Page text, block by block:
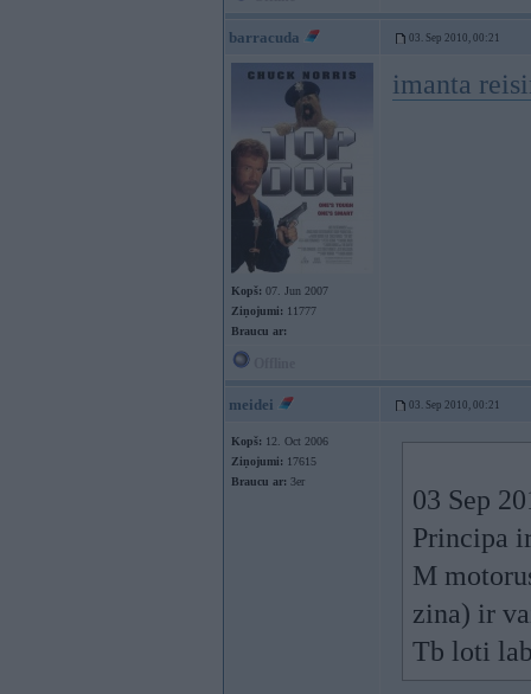
barracuda 03. Sep 2010, 00:21
Kopš: 07. Jun 2007
Ziņojumi: 11777
Braucu ar:
imanta
meidei 03. Sep 2010, 00:21
Kopš: 12. Oct 2006
Ziņojumi: 17615
Braucu ar: 3er
03 Sep
Principa
M
zina) ir
Tb loti